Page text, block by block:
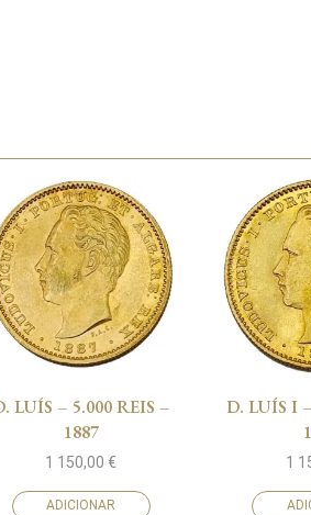
LUÍS – 5.000 REIS –
1887
1 150,00€
ADICIONAR
D. LUÍS I
1